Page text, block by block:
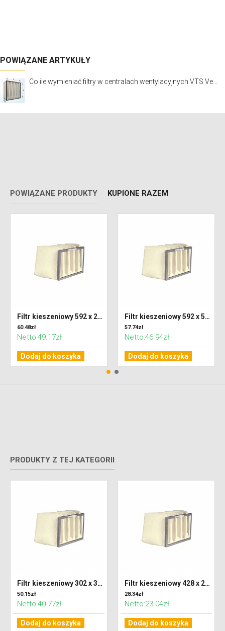
POWIĄZANE ARTYKUŁY
POWIĄZANE PRODUKTY KUPIONE RAZEM
Filtr kieszeniowy 592 x 287 x 300 klasa M5 (ePM10)
60.48zł
Netto:49.17zł
Dodaj do koszyka
Filtr kieszeniowy 592 x 592 x 300 klasa M5 (ePM10)
57.74zł
Netto:46.94zł
Dodaj do koszyka
PRODUKTY Z TEJ KATEGORII
Filtr kieszeniowy 302 x 320 x 600 klasa F7 (ePM2,5)
50.15zł
Netto:40.77zł
Dodaj do koszyka
Filtr kieszeniowy 428 x 287 x 300 klasa G4 (Coarse 65%)
28.34zł
Netto:23.04zł
Dodaj do koszyka